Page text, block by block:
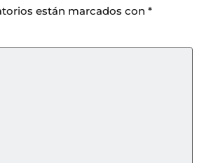
están marcados con *